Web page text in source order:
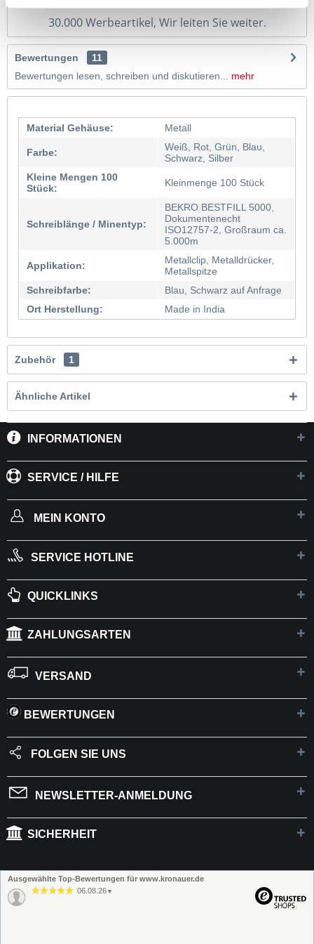
30.000 Werbeartikel, Wir leiten Sie weiter.
Bewertungen
11
Bewertungen lesen, schreiben und diskutieren...
mehr
Material Gehäuse: Metall
Farbe:
Weiß, Rot, Grün, Blau,
Schwarz, Silber
Kleine Mengen 100
Stück:
Kleinmenge 100 Stück
Schreiblänge / Minentyp:
BEKRO BESTFILL 5000,
Dokumentenecht
ISO12757-2, Großraum ca.
5.000m
Applikation:
Metallclip, Metalldrücker,
Metallspitze
Schreibfarbe:
Blau, Schwarz auf Anfrage
Ort Herstellung:
Made in India
Zubehör 1
Ähnliche Artikel
INFORMATIONEN
SERVICE / HILFE
MEIN KONTO
SERVICE HOTLINE
QUICKLINKS
ZAHLUNGSARTEN
VERSAND
BEWERTUNGEN
FOLGEN SIE UNS
NEWSLETTER-ANMELDUNG
SICHERHEIT
Ausgewählte Top-Bewertungen für www.kronauer.de
06.08.26 ▼